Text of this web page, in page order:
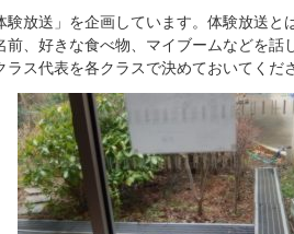
放送」を企画しています。体験放送と
、好きな食べ物、マイブームなどを話
ス代表を各クラスで決めておいてくだ